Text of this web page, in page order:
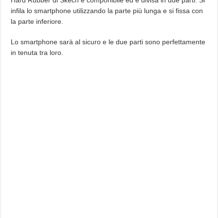
infila lo smartphone utilizzando la parte più lunga e si fissa con
la parte inferiore.
Lo smartphone sarà al sicuro e le due parti sono perfettamente
in tenuta tra loro.